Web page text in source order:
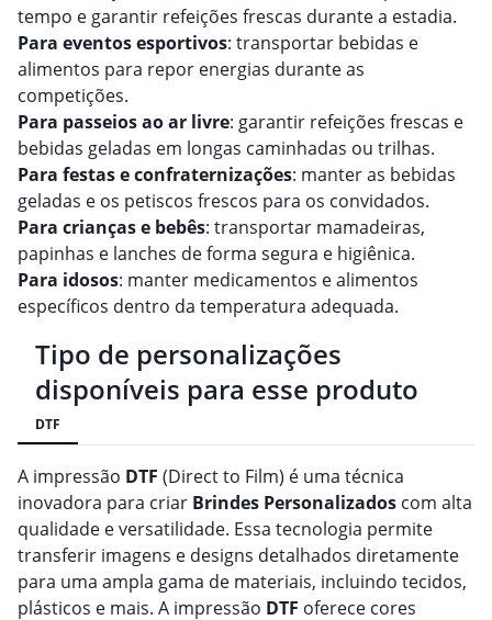
tempo e garantir refeições frescas durante a estadia.
Para eventos esportivos: transportar bebidas e
alimentos para repor energias durante as
competições.
Para passeios ao ar livre: garantir refeições frescas e
bebidas geladas em longas caminhadas ou trilhas.
Para festas e confraternizações: manter as bebidas
geladas e os petiscos frescos para os convidados.
Para crianças e bebês: transportar mamadeiras,
papinhas e lanches de forma segura e higiênica.
Para idosos: manter medicamentos e alimentos
específicos dentro da temperatura adequada.
Tipo de personalizações
disponíveis para esse produto
DTF
A impressão DTF (Direct to Film) é uma técnica
inovadora para criar Brindes Personalizados com alta
qualidade e versatilidade. Essa tecnologia permite
transferir imagens e designs detalhados diretamente
para uma ampla gama de materiais, incluindo tecidos,
plásticos e mais. A impressão DTF oferece cores